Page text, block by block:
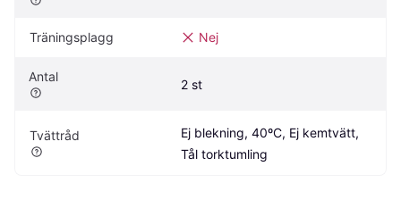
Träningsplagg Nej
Antal
2 st
Tvättråd
Ej blekning, 40ºC, Ej kemtvätt,
Tål torktumling